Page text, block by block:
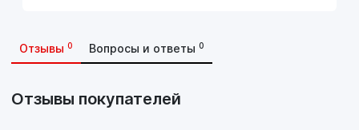
Отзывы 0 Вопросы и ответы 0
Отзывы покупателей